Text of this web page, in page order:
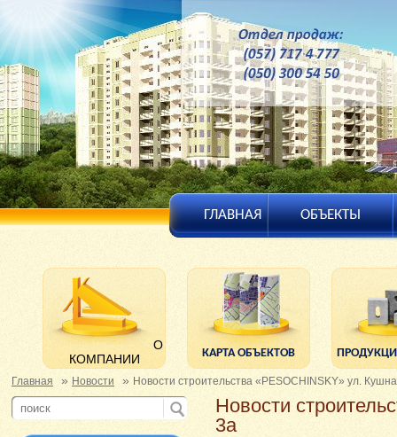
ГЛАВНАЯ ОБЪЕКТЫ
О
КОМПАНИИ
КАРТА ОБЪЕКТОВ
Главная » Новости » Новости строительства «PESOCHINSKY» ул.
Новости
3а